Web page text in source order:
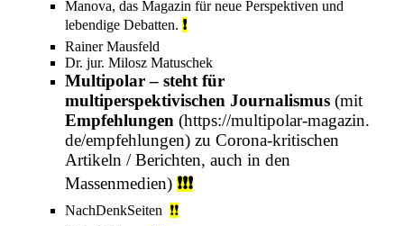
Manova, das Magazin für neue Perspektiven und
lebendige Debatten. ❗
Rainer Mausfeld
Dr. jur. Milosz Matuschek
Multipolar– steht für
multiperspektivischen Journalismus (mit
Empfehlungen
zu Corona-kritischen
Artikeln / Berichten, auch in den
Massenmedien) ❗❗❗
NachDenkSeiten ❗❗